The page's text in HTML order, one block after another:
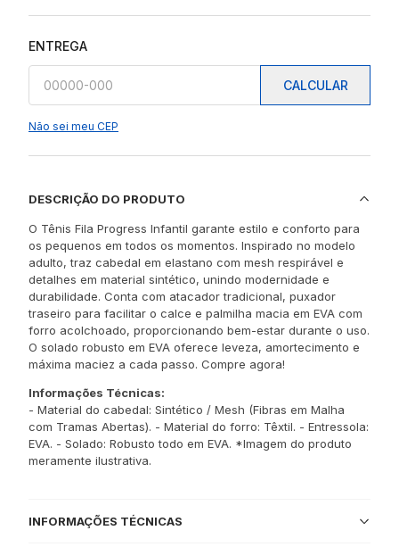
ENTREGA
CALCULAR
Não sei meu CEP
DESCRIÇÃO DO PRODUTO
O Tênis Fila Progress Infantil garante estilo e conforto para
os pequenos em todos os momentos. Inspirado no modelo
adulto, traz cabedal em elastano com mesh respirável e
detalhes em material sintético, unindo modernidade e
durabilidade. Conta com atacador tradicional, puxador
traseiro para facilitar o calce e palmilha macia em EVA com
forro acolchoado, proporcionando bem-estar durante o uso.
O solado robusto em EVA oferece leveza, amortecimento e
máxima maciez a cada passo. Compre agora!
Informações Técnicas:
- Material do cabedal: Sintético / Mesh (Fibras em Malha
com Tramas Abertas). - Material do forro: Têxtil. - Entressola:
EVA. - Solado: Robusto todo em EVA. *Imagem do produto
meramente ilustrativa.
INFORMAÇÕES TÉCNICAS